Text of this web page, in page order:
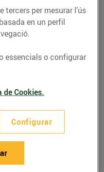
altra fulla que
com estrelles…
per mesurar l’ús
en un perfil
essencials o configurar
de Cookies.
Configurar